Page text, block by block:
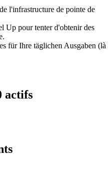
l'infrastructure de pointe de
Up pour tenter d'obtenir des
für Ihre täglichen Ausgaben (là
actifs